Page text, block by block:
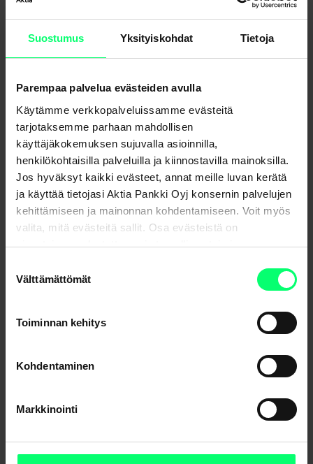
Suostumus Yksityiskohdat Tietoja
Parempaa palvelua evästeiden avulla
Käytämme verkkopalveluissamme evästeitä
tarjotaksemme parhaan mahdollisen
käyttäjäkokemuksen sujuvalla asioinnilla,
henkilökohtaisilla palveluilla ja kiinnostavilla mainoksilla.
Jos hyväksyt kaikki evästeet, annat meille luvan kerätä
ja käyttää tietojasi Aktia Pankki Oyj konsernin palvelujen
kehittämiseen ja mainonnan kohdentamiseen. Voit myös
valita, mitä evästeitä sallit. Osa evästeistä on
sivustojemme luotettavan ja turvallisen toiminnan
valinta
Välttämättömät
Toiminnan kehitys
Kohdentaminen
Markkinointi